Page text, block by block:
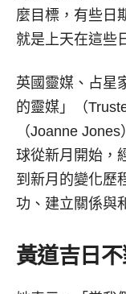
麼目標，有些日
就是上天在這些
英國靈媒、占星
的靈媒」（
（Joanne
球從新月開始，
到新月的變化歷
功、建立關係與
黃道吉日